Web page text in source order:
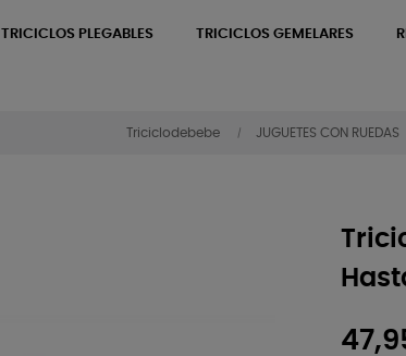
TRICICLOS PLEGABLES TRICICLOS GEMELARES
Triciclodebebe JUGUETES CON RUEDAS